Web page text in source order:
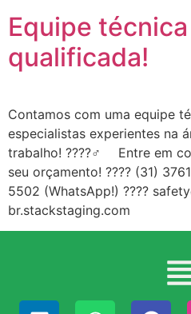
Equipe
qualificada!
Contamos com uma equipe
especialistas experientes na
trabalho! ????‍♂️ ⠀ Entre em
seu orçamento! ???? (31)
5502 (WhatsApp!) ????
br.stackstaging.com